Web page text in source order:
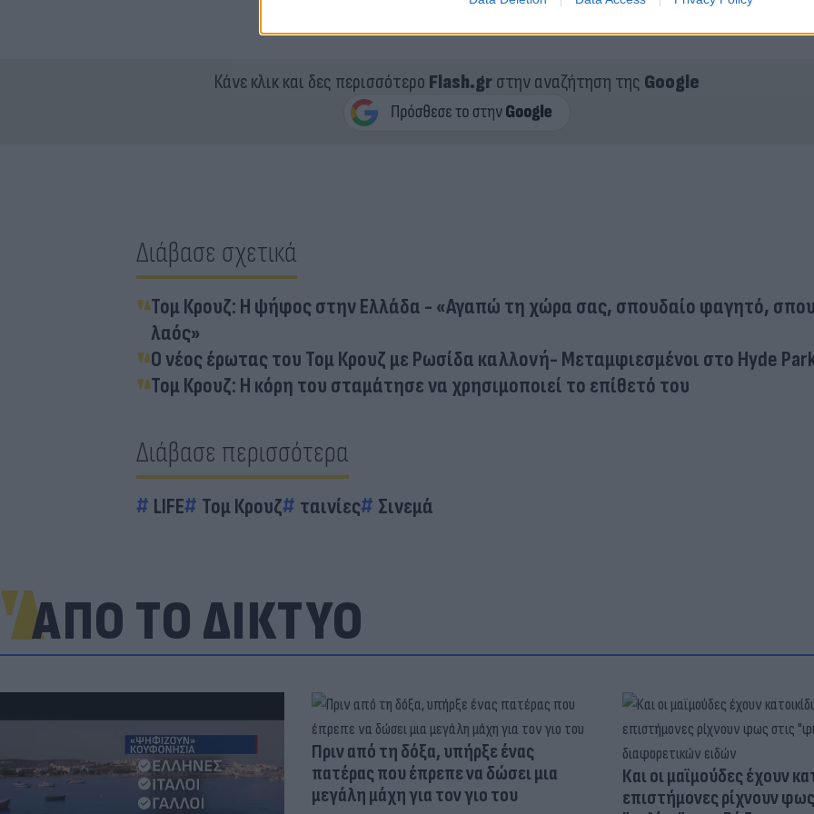
Κάνε κλικ και δες περισσότερο Flash.grστην αναζήτηση της Google
Διάβασε σχετικά
Τομ Κρουζ: H ψήφος στην Ελλάδα - «Αγαπώ τη χώρα σας, σπουδαίο φαγητό,
λαός»
Ο νέος έρωτας του Τομ Κρουζ με Ρωσίδα καλλονή- Μεταμφιεσμένοι στο Hyde
Τομ Κρουζ: Η κόρη του σταμάτησε να χρησιμοποιεί το επίθετό του
Διάβασε περισσότερα
LIFE Τομ Κρουζ ταινίες Σινεμά
ΑΠΟ ΤΟ ΔΙΚΤΥΟ
Πριν από τη δόξα, υπήρξε ένας
πατέρας που έπρεπε να δώσει μια
μεγάλη μάχη για τον γιο του
Και οι μαϊμούδες έχουν
επιστήμονες ρίχνουν